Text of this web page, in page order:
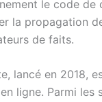
le code
la propagation
de faits.
lancé en 2018,
ligne. Parmi les